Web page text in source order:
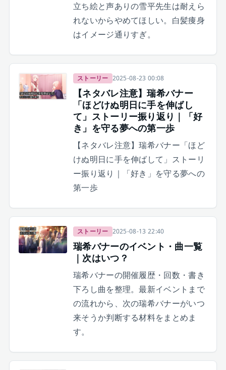
立ち絵と声ありの雪平先生は耐えら
れないからやめてほしい。白髪痩身
はイメージ通りすぎ。
ストーリー 2025-08-23 00:08
【ネタバレ注意】瑞希バナー
「ほどけぬ明日に手を伸ばし
て」ストーリー振り返り｜「好
き」を守る夢への第一歩
【ネタバレ注意】瑞希バナー「ほど
けぬ明日に手を伸ばして」ストーリ
ー振り返り｜「好き」を守る夢への
第一歩
ストーリー 2025-08-13 22:40
瑞希バナーのイベント・曲一覧
｜次はいつ？
瑞希バナーの開催履歴・回数・書き
下ろし曲を整理。最新イベントまで
の流れから、次の瑞希バナーがいつ
来そうか判断する材料をまとめま
す。